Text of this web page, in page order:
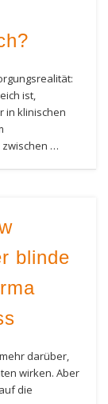
ist,
in klinischen
zwischen …
blinde
darüber,
wirken. Aber
die